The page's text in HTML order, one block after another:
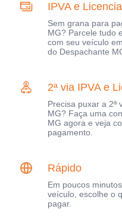
IPVA e
Sem grana para
MG? Parcele tudo
com seu veículo
do Despachante
2ª via IPVA e
Precisa puxar a 2ª
MG? Faça uma
MG agora e veja
pagamento.
Rápido
Em poucos
veículo, escolhe o
pagar.